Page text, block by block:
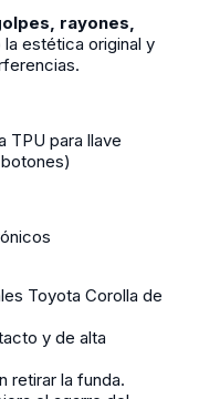
rayones,
la estética original y
TPU para llave
Toyota Corolla de
y de alta
retirar la funda.